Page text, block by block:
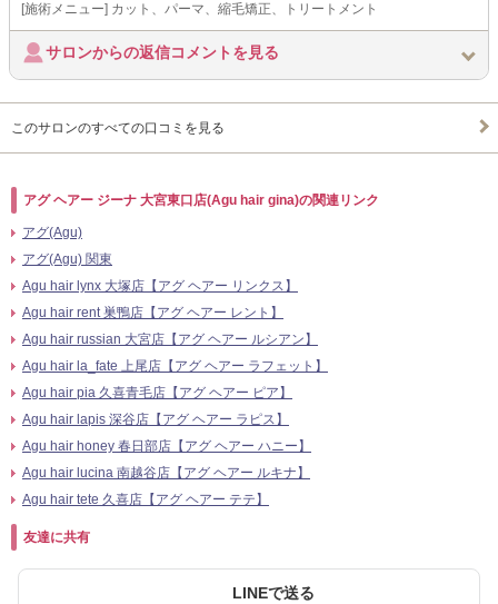
[施術メニュー] カット、パーマ、縮毛矯正、トリートメント
サロンからの返信コメントを見る
このサロンのすべての口コミを見る
アグ ヘアー ジーナ 大宮東口店(Agu hair gina)の関連リンク
アグ(Agu)
アグ(Agu) 関東
Agu hair lynx 大塚店【アグ ヘアー リンクス】
Agu hair rent 巣鴨店【アグ ヘアー レント】
Agu hair russian 大宮店【アグ ヘアー ルシアン】
Agu hair la_fate 上尾店【アグ ヘアー ラフェット】
Agu hair pia 久喜青毛店【アグ ヘアー ピア】
Agu hair lapis 深谷店【アグ ヘアー ラピス】
Agu hair honey 春日部店【アグ ヘアー ハニー】
Agu hair lucina 南越谷店【アグ ヘアー ルキナ】
Agu hair tete 久喜店【アグ ヘアー テテ】
友達に共有
LINEで送る